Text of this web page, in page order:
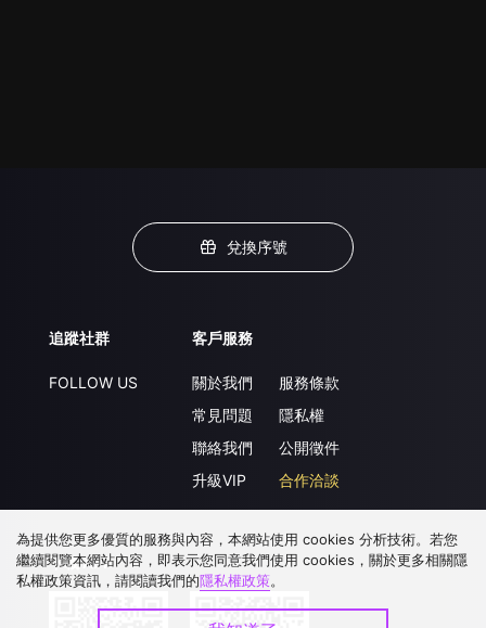
兌換序號
追蹤社群
FOLLOW US
客戶服務
關於我們
常見問題
聯絡我們
升級VIP
服務條款
隱私權
公開徵件
合作洽談
下載 APP
為提供您更多優質的服務與內容，本網站使用 cookies 分析技術。若您
繼續閱覽本網站內容，即表示您同意我們使用 cookies，關於更多相關隱
私權政策資訊，請閱讀我們的隱私權政策。